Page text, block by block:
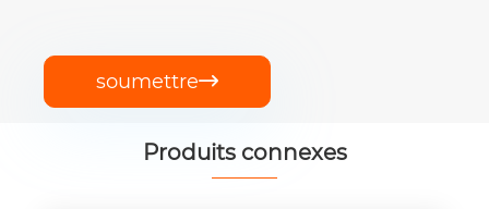
soumettre
Produits connexes